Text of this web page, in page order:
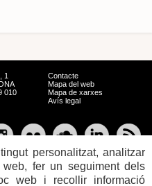
TAB per navegar.
1
010
Contacte
Mapa del web
Mapa de xarxes
Avís legal
personalitzat, analitzar
fer un seguiment dels
web i recollir informació